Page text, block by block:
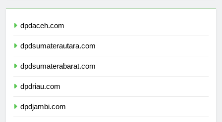
dpdaceh.com
dpdsumaterautara.com
dpdsumaterabarat.com
dpdriau.com
dpdjambi.com